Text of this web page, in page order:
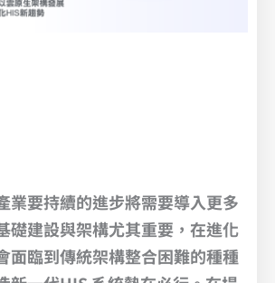
業要持續的進步將需要導入更多
礎建設與架構尤其重要，在進化
面臨到傳統架構整合困難的種種